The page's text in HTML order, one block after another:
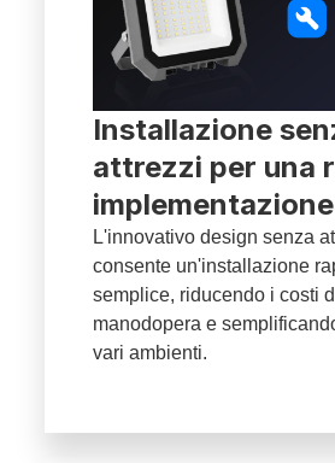
Installazione
attrezzi per una
implementazione
L'innovativo design senza
consente un'installazione
semplice, riducendo i costi
manodopera e
vari ambienti.